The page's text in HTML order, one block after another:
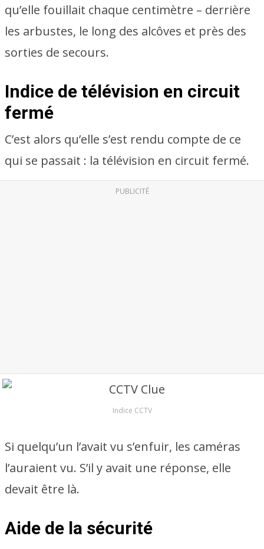
qu’elle fouillait chaque centimètre – derrière
les arbustes, le long des alcôves et près des
sorties de secours.
Indice de télévision en circuit
fermé
C’est alors qu’elle s’est rendu compte de ce
qui se passait : la télévision en circuit fermé.
PUBLICITÉ
Indice CCTV
Si quelqu’un l’avait vu s’enfuir, les caméras
l’auraient vu. S’il y avait une réponse, elle
devait être là.
Aide de la sécurité